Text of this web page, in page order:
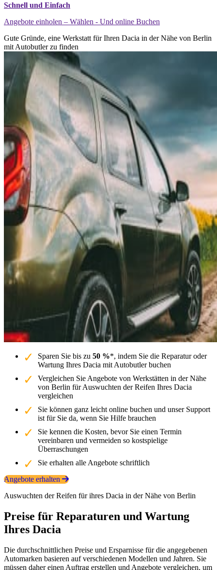
Schnell und Einfach
Angebote einholen – Wählen - Und online Buchen
Gute Gründe, eine Werkstatt für Ihren Dacia in der Nähe von Berlin
mit Autobutler zu finden
Sparen Sie bis zu 50 %*, indem Sie die Reparatur oder
Wartung Ihres Dacia mit Autobutler buchen
Vergleichen Sie Angebote von Werkstätten in der Nähe
von Berlin für Auswuchten der Reifen Ihres Dacia
vergleichen
Sie können ganz leicht online buchen und unser Support
ist für Sie da, wenn Sie Hilfe brauchen
Sie kennen die Kosten, bevor Sie einen Termin
vereinbaren und vermeiden so kostspielige
Überraschungen
Sie erhalten alle Angebote schriftlich
Angebote erhalten
Auswuchten der Reifen für ihres Dacia in der Nähe von Berlin
Preise für Reparaturen und Wartung
Ihres Dacia
Die durchschnittlichen Preise und Ersparnisse für die angegebenen
Automarken basieren auf verschiedenen Modellen und Jahren. Sie
müssen daher einen Auftrag erstellen und Angebote vergleichen, um